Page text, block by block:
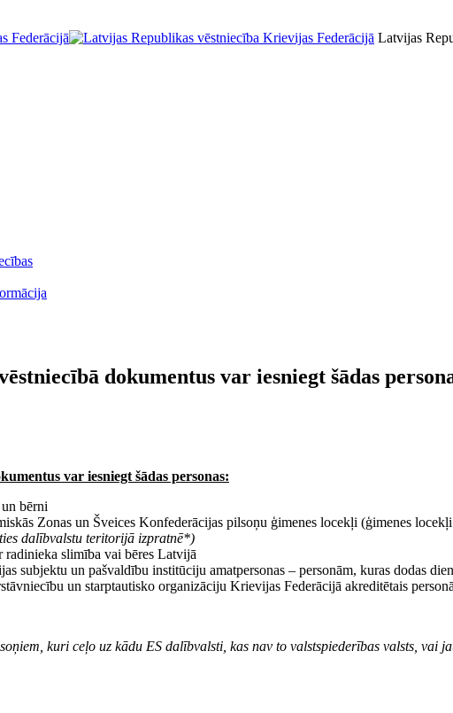
Latvijas
dokumentus var iesniegt šādas
var iesniegt šādas personas:
bērni
Zonas un Šveices Konfederācijas pilsoņu ģimenes locekļi (ģimenes
dalībvalstu teritorijā izpratnē*)
radinieka slimība vai bēres Latvijā
subjektu un pašvaldību institūciju amatpersonas – personām, kuras dodas
un starptautisko organizāciju Krievijas Federācijā akreditētais
kuri ceļo uz kādu ES dalībvalsti, kas nav to valstspiederības valsts, vai